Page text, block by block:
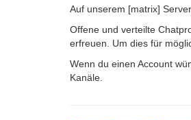
Auf unserem [matrix]
Offene und verteilte
erfreuen. Um dies für
Wenn du einen Account
Kanäle.